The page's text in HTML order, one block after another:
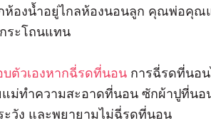
ห้องน้ำอยู่ไกลห้องนอนลูก คุณพ่อคุณ
ระโถนแทน
ตัวเองหากฉี่รดที่นอน การฉี่รดที่นอ
แม่ทำความสะอาดที่นอน ซักผ้าปูที่นอ
ะวัง และพยายามไม่ฉี่รดที่นอน